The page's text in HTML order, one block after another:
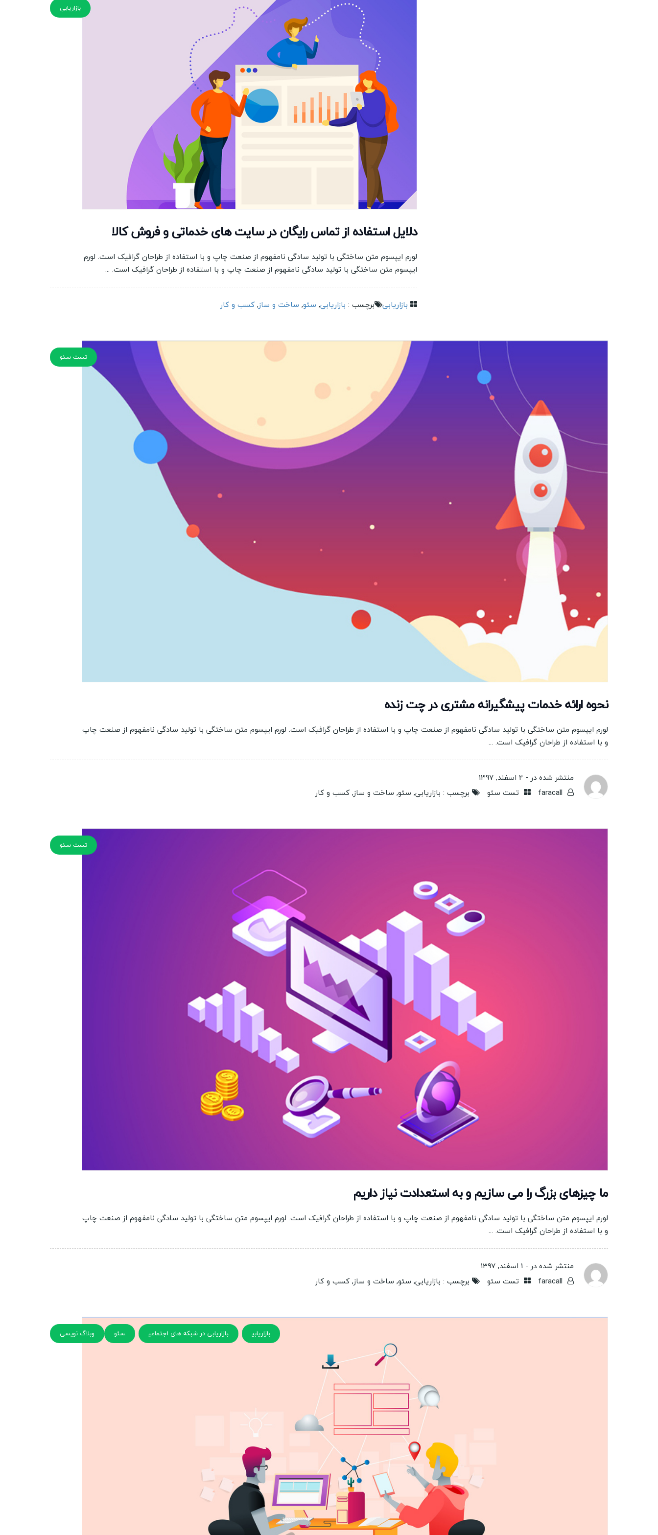
بازاریابی
دلایل استفاده از تماس رایگان در سایت های خدماتی و فروش کالا
لورم ایپسوم متن ساختگی با تولید سادگی نامفهوم از صنعت چاپ و با استفاده از طراحان گرافیک است. لورم
ایپسوم متن ساختگی با تولید سادگی نامفهوم از صنعت چاپ و با استفاده از طراحان گرافیک است. ...
بازاریابی برچسب : بازاریابی, سئو, ساخت و ساز,کسب و کار
تست سئو
نحوه ارائه خدمات پیشگیرانه مشتری در چت زنده
لورم ایپسوم متن ساختگی با تولید سادگی نامفهوم از صنعت چاپ و با استفاده از طراحان گرافیک است. لورم ایپسوم متن ساختگی با تولید سادگی نامفهوم از صنعت چاپ
و با استفاده از طراحان گرافیک است. ...
منتشر شده در - 2 اسفند, 1397
faracall
تست سئو برچسب : بازاریابی, سئو, ساخت و ساز,کسب و کار
تست سئو
ما چیزهای بزرگ را می سازیم و به استعدادت نیاز داریم
لورم ایپسوم متن ساختگی با تولید سادگی نامفهوم از صنعت چاپ و با استفاده از طراحان گرافیک است. لورم ایپسوم متن ساختگی با تولید سادگی نامفهوم از صنعت چاپ
و با استفاده از طراحان گرافیک است. ...
منتشر شده در - 1 اسفند, 1397
faracall
تست سئو برچسب : بازاریابی, سئو, ساخت و ساز,کسب و کار
بازاریابی بازاریابی در شبکه های اجتماعی سئو وبلاگ نویسی